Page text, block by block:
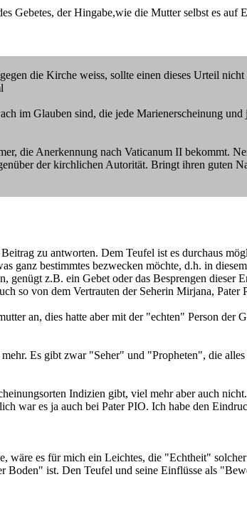
Gebetes, der Hingabe,wie die Mutter selbst es auf
die Kirche weiss, sollte einen dieses Urteil
im Glauben sind, die jede Marienerscheinung
die Anerkennung nach Vaticanum II bekommt.
der kirchlichen Autorität. Bringt ihren guten
zu antworten. Dem Teufel ist es durchaus
ganz bestimmtes bezwecken möchte, d.h. in
genügt z.B. ein Gebet oder das Besprengen
so von dem Vertrauten der Seherin Mirjana, Pater
an, dies hatte aber mit der "echten" Person der
Es gibt zwar "Seher" und "Propheten", die
Indizien gibt, viel mehr aber auch
war es ja auch bei Pater PIO. Ich habe den
wäre es für mich ein Leichtes, die "Echtheit"
Boden" ist. Den Teufel und seine Einflüsse als